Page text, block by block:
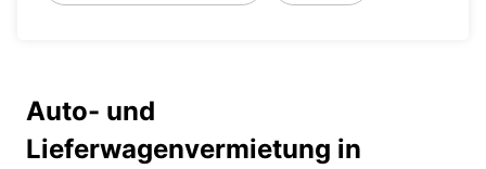
Auto- und
Lieferwagenvermietung in